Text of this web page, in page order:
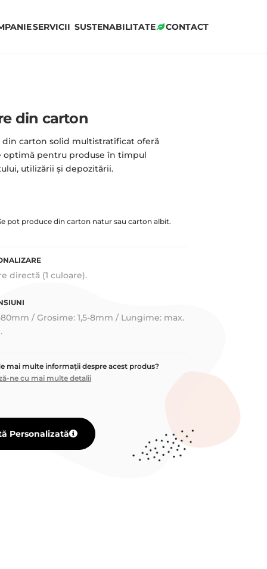
SERVICII SUSTENABILITATE CONTACT
din carton
din carton solid multistratificat oferă
optimă pentru produse în timpul
utilizării și depozitării.
pot produce din carton natur sau carton albit.
directă (1 culoare).
80mm / Grosime: 1,5-8mm / Lungime: max.
mai multe informații despre acest produs?
ne cu mai multe detalii
Personalizată